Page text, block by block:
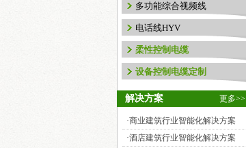
多功能综合视频线
电话线HYV
柔性控制电缆
设备控制电缆定制
更多>>
解决方案
·商业建筑行业智能化解决方案
·酒店建筑行业智能化解决方案
自动化设备电线电缆布线注..
自动化设备电线电缆布线注意
事项简图解析，用途 ..
综合布线工程施工的步骤有..
（1）调研：主要任务时询问客
户网络需求，线材勘察建..